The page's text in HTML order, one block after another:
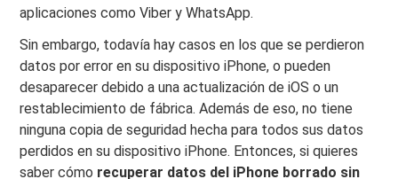
aplicaciones como Viber y WhatsApp.
Sin embargo, todavía hay casos en los que se perdieron
datos por error en su dispositivo iPhone, o pueden
desaparecer debido a una actualización de iOS o un
restablecimiento de fábrica. Además de eso, no tiene
ninguna copia de seguridad hecha para todos sus datos
perdidos en su dispositivo iPhone. Entonces, si quieres
saber cómo recuperar datos del iPhone borrado sin